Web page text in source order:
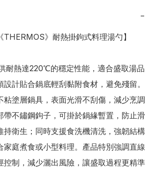
−
THERMOS》耐熱掛鉤式料理湯勺】
耐熱達220℃的穩定性能，適合盛取湯品
計貼合鍋底輕刮黏附食材，避免殘留。
粘塗層鍋具，表面光滑不刮傷，減少烹調
帶不鏽鋼鉤子，可掛於鍋緣暫置，防止滑
持衛生；同時支援食洗機清洗，強韌結構
家庭煮食或小型料理。產品特別強調直線
控制，減少灑出風險，讓盛取過程更精準